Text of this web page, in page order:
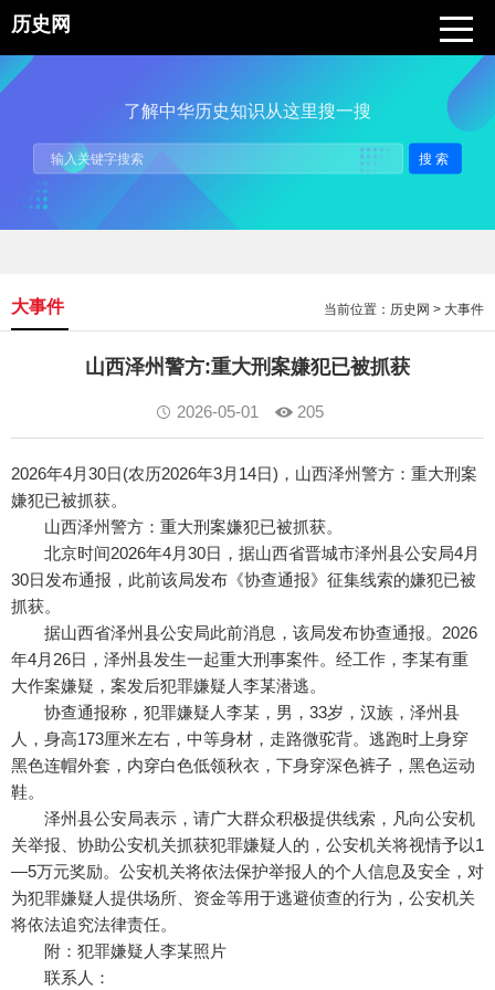
历史网
了解中华历史知识从这里搜一搜
搜索
当前位置： 历史网 > 大事件
大事件
山西泽州警方:重大刑案嫌犯已被抓获
2026-05-01 205
2026年4月30日(农历2026年3月14日)，山西泽州警方：重大刑案
嫌犯已被抓获。
山西泽州警方：重大刑案嫌犯已被抓获。
北京时间2026年4月30日，据山西省晋城市泽州县公安局4月
30日发布通报，此前该局发布《协查通报》征集线索的嫌犯已被
抓获。
据山西省泽州县公安局此前消息，该局发布协查通报。2026
年4月26日，泽州县发生一起重大刑事案件。经工作，李某有重
大作案嫌疑，案发后犯罪嫌疑人李某潜逃。
协查通报称，犯罪嫌疑人李某，男，33岁，汉族，泽州县
人，身高173厘米左右，中等身材，走路微驼背。逃跑时上身穿
黑色连帽外套，内穿白色低领秋衣，下身穿深色裤子，黑色运动
鞋。
泽州县公安局表示，请广大群众积极提供线索，凡向公安机
关举报、协助公安机关抓获犯罪嫌疑人的，公安机关将视情予以1
—5万元奖励。公安机关将依法保护举报人的个人信息及安全，对
为犯罪嫌疑人提供场所、资金等用于逃避侦查的行为，公安机关
将依法追究法律责任。
附：犯罪嫌疑人李某照片
联系人：